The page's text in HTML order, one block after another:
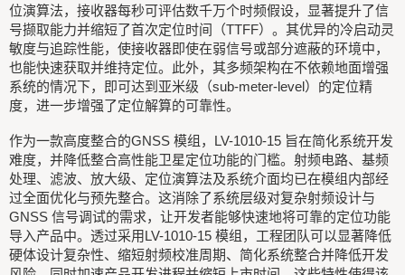
位演算法，接收器每秒可评估数千万个时频假设，显著提升了信
号撷取能力并缩短了首次定位时间（TTFF）。其优异的冷启动灵
敏度与追踪性能，使接收器即使在弱信号或部分遮蔽的环境中，
也能快速获取并维持定位。此外，其多频架构在不依赖地面增强
系统的情况下，即可达到亚米级（sub-meter-level）的定位精
度，进一步增强了定位解算的可靠性。
作为一款高度整合的GNSS 模组，LV-1010-15 旨在简化系统开发
难度，并降低整合高性能卫星定位功能的门槛。射频电路、基频
处理、滤波、放大级、定位演算法及系统介面均已在模组内部经
过全面优化与预先整合。这消除了系统层级对复杂射频设计与
GNSS 信号调试的需求，让开发者能够快速地将可靠的定位功能
导入产品中。透过采用LV-1010-15 模组，工程团队可以显著降低
硬体设计复杂性、缩短射频校准周期、简化系统整合并降低开发